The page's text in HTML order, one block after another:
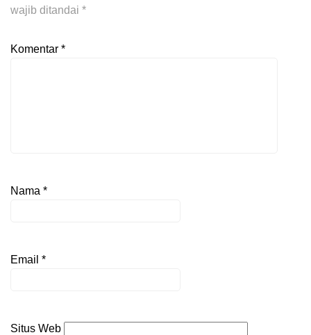
wajib ditandai *
Komentar *
Nama *
Email *
Situs Web